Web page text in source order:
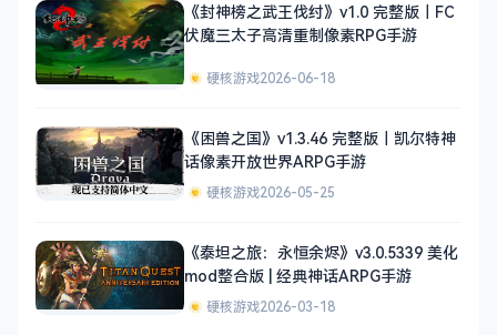
《封神榜之武王伐纣》v1.0 完整版｜FC
伏魔三太子高清重制像素RPG手游
硬核游戏2026-06-18
《困兽之国》v1.3.46 完整版｜凯尔特神
话像素开放世界ARPG手游
硬核游戏2026-05-25
《泰坦之旅：永恒余烬》v3.0.5339 美化
mod整合版 | 经典神话ARPG手游
硬核游戏2026-03-18